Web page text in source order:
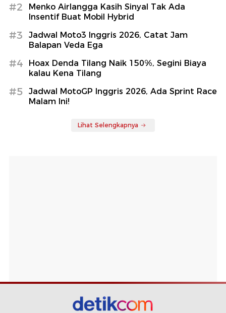
#2
Menko Airlangga Kasih Sinyal Tak Ada
Insentif Buat Mobil Hybrid
#3
Jadwal Moto3 Inggris 2026, Catat Jam
Balapan Veda Ega
#4
Hoax Denda Tilang Naik 150%, Segini Biaya
kalau Kena Tilang
#5
Jadwal MotoGP Inggris 2026, Ada Sprint Race
Malam Ini!
Lihat Selengkapnya